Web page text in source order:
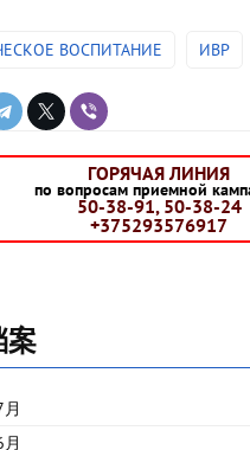
ВОСПИТАНИЕ ИВР
ГОРЯЧАЯ ЛИНИЯ
по вопросам приемной
50-38-91, 50-38-24
+375293576917
案